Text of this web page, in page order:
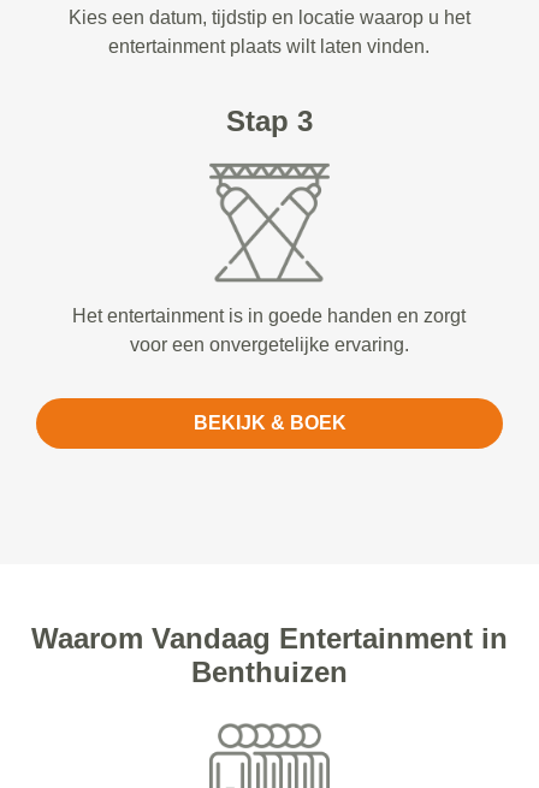
Kies een datum, tijdstip en locatie waarop u het
entertainment plaats wilt laten vinden.
Stap 3
Het entertainment is in goede handen en zorgt
voor een onvergetelijke ervaring.
BEKIJK & BOEK
Waarom Vandaag Entertainment in
Benthuizen